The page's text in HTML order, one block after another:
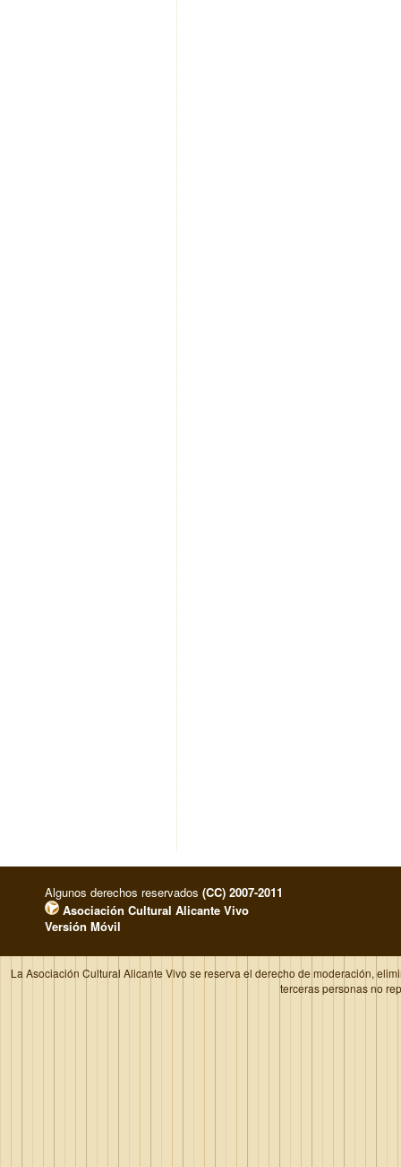
Algunos derechos reservados (CC) 2007-2011
Asociación Cultural Alicante Vivo
Versión Móvil
La Asociación Cultural Alicante Vivo se reserva el derecho de moderación,
terceras personas no